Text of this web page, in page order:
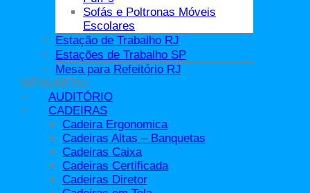
Sofás e Poltronas Móveis
Escolares
Estação de Trabalho RJ
Estações de Trabalho SP
Mesa para Refeitório RJ
MENUMENU
AUDITÓRIO
CADEIRAS
Cadeira Ergonomica
Cadeiras Altas – Banquetas
Cadeiras Caixa
Cadeiras Certificada
Cadeiras Diretor
Roupeiros de Aço
Roupeiros Insalubre
Móveis Escolares
Armários Móveis Escolares
Bancadas para Espaço Maker
Bancos
Cadeiras e Móveis Escolares
Carteira Escolar
Estantes para Livros / Revisteiro
Lockers
Mesa para Professor
Mesas e Móveis Escolares
Puff´s